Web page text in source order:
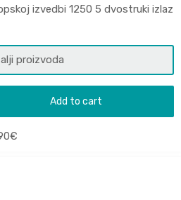
izvedbi 1250 5 dvostruki izlaz
proizvoda
Add to cart
€